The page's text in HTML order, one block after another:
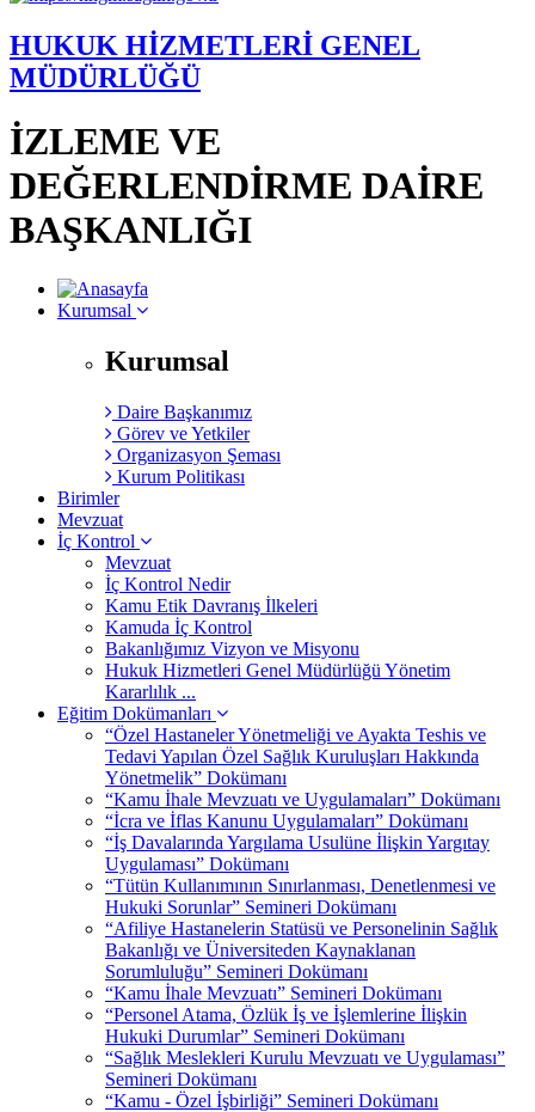
HUKUK HİZMETLERİ GENEL
MÜDÜRLÜĞÜ
İZLEME VE
DEĞERLENDİRME DAİRE
BAŞKANLIĞI
Kurumsal
Kurumsal
Daire Başkanımız
Görev ve Yetkiler
Organizasyon Şeması
Kurum Politikası
Birimler
Mevzuat
İç Kontrol
Mevzuat
İç Kontrol Nedir
Kamu Etik Davranış İlkeleri
Kamuda İç Kontrol
Bakanlığımız Vizyon ve Misyonu
Hukuk Hizmetleri Genel Müdürlüğü Yönetim
Kararlılık ...
Eğitim Dokümanları
“Özel Hastaneler Yönetmeliği ve Ayakta Teshis ve
Tedavi Yapılan Özel Sağlık Kuruluşları Hakkında
Yönetmelik” Dokümanı
“Kamu İhale Mevzuatı ve Uygulamaları” Dokümanı
“İcra ve İflas Kanunu Uygulamaları” Dokümanı
“İş Davalarında Yargılama Usulüne İlişkin Yargıtay
Uygulaması” Dokümanı
“Tütün Kullanımının Sınırlanması, Denetlenmesi ve
Hukuki Sorunlar” Semineri Dokümanı
“Afiliye Hastanelerin Statüsü ve Personelinin Sağlık
Bakanlığı ve Üniversiteden Kaynaklanan
Sorumluluğu” Semineri Dokümanı
“Kamu İhale Mevzuatı” Semineri Dokümanı
“Personel Atama, Özlük İş ve İşlemlerine İlişkin
Hukuki Durumlar” Semineri Dokümanı
“Sağlık Meslekleri Kurulu Mevzuatı ve Uygulaması”
Semineri Dokümanı
“Kamu - Özel İşbirliği” Semineri Dokümanı